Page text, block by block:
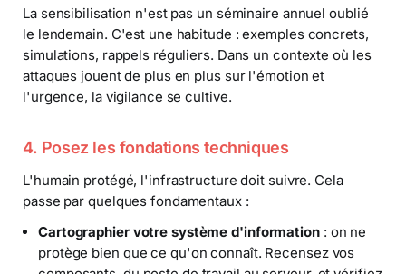
La sensibilisation n'est pas un séminaire annuel oublié
le lendemain. C'est une habitude : exemples concrets,
simulations, rappels réguliers. Dans un contexte où les
attaques jouent de plus en plus sur l'émotion et
l'urgence, la vigilance se cultive.
4. Posez les fondations techniques
L'humain protégé, l'infrastructure doit suivre. Cela
passe par quelques fondamentaux :
Cartographier votre système d'information: on ne
protège bien que ce qu'on connaît. Recensez vos